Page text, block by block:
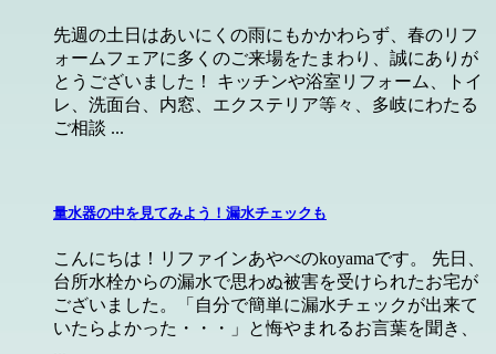
先週の土日はあいにくの雨にもかかわらず、春のリフ
ォームフェアに多くのご来場をたまわり、誠にありが
とうございました！ キッチンや浴室リフォーム、トイ
レ、洗面台、内窓、エクステリア等々、多岐にわたる
ご相談 ...
量水器の中を見てみよう！漏水チェックも
こんにちは！リファインあやべのkoyamaです。 先日、
台所水栓からの漏水で思わぬ被害を受けられたお宅が
ございました。「自分で簡単に漏水チェックが出来て
いたらよかった・・・」と悔やまれるお言葉を聞き、
...